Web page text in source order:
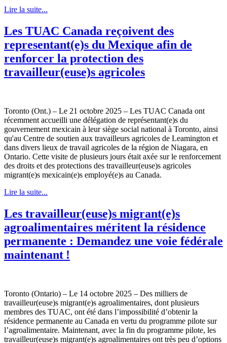
Lire la suite...
Les TUAC Canada reçoivent des
representant(e)s du Mexique afin de
renforcer la protection des
travailleur(euse)s agricoles
Toronto (Ont.) – Le 21 octobre 2025 – Les TUAC Canada ont
récemment accueilli une délégation de représentant(e)s du
gouvernement mexicain à leur siège social national à Toronto, ainsi
qu'au Centre de soutien aux travailleurs agricoles de Leamington et
dans divers lieux de travail agricoles de la région de Niagara, en
Ontario. Cette visite de plusieurs jours était axée sur le renforcement
des droits et des protections des travailleur(euse)s agricoles
migrant(e)s mexicain(e)s employé(e)s au Canada.
Lire la suite...
Les travailleur(euse)s migrant(e)s
agroalimentaires méritent la résidence
permanente : Demandez une voie fédérale
maintenant !
Toronto (Ontario) – Le 14 octobre 2025 – Des milliers de
travailleur(euse)s migrant(e)s agroalimentaires, dont plusieurs
membres des TUAC, ont été dans l’impossibilité d’obtenir la
résidence permanente au Canada en vertu du programme pilote sur
l’agroalimentaire. Maintenant, avec la fin du programme pilote, les
travailleur(euse)s migrant(e)s agroalimentaires ont très peu d’options